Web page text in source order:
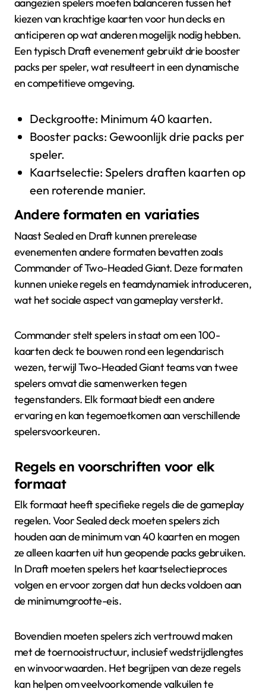
kiezen van krachtige kaarten voor hun decks en
anticiperen op wat anderen mogelijk nodig hebben.
Een typisch Draft evenement gebruikt drie booster
packs per speler, wat resulteert in een dynamische
en competitieve omgeving.
Deckgrootte: Minimum 40 kaarten.
Booster packs: Gewoonlijk drie packs per
speler.
Kaartselectie: Spelers draften kaarten op
een roterende manier.
Andere formaten en variaties
Naast Sealed en Draft kunnen prerelease
evenementen andere formaten bevatten zoals
Commander of Two-Headed Giant. Deze formaten
kunnen unieke regels en teamdynamiek introduceren,
wat het sociale aspect van gameplay versterkt.
Commander stelt spelers in staat om een 100-
kaarten deck te bouwen rond een legendarisch
wezen, terwijl Two-Headed Giant teams van twee
spelers omvat die samenwerken tegen
tegenstanders. Elk formaat biedt een andere
ervaring en kan tegemoetkomen aan verschillende
spelersvoorkeuren.
Regels en voorschriften voor elk
formaat
Elk formaat heeft specifieke regels die de gameplay
regelen. Voor Sealed deck moeten spelers zich
houden aan de minimum van 40 kaarten en mogen
ze alleen kaarten uit hun geopende packs gebruiken.
In Draft moeten spelers het kaartselectieproces
volgen en ervoor zorgen dat hun decks voldoen aan
de minimumgrootte-eis.
Bovendien moeten spelers zich vertrouwd maken
met de toernooistructuur, inclusief wedstrijdlengtes
en winvoorwaarden. Het begrijpen van deze regels
kan helpen om veelvoorkomende valkuilen te